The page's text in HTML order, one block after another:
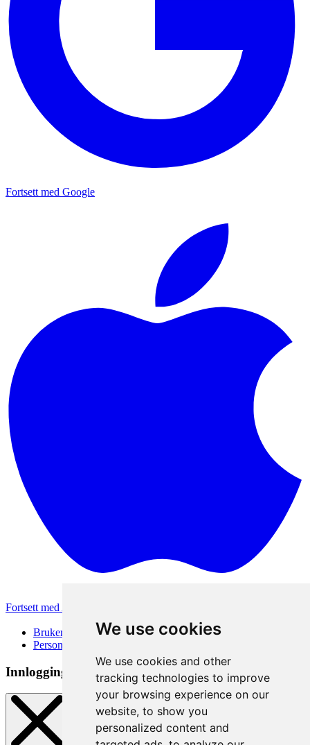
We use cookies
We use cookies and other
tracking technologies to improve
your browsing experience on our
website, to show you
personalized content and
Fortsett med Google
Fortsett med Apple
Brukervilkår
Personvernerklæring
Innloggingsmetode